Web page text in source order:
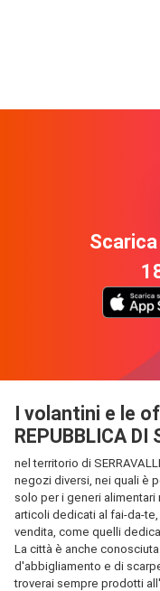
I volantini e le
REPUBBLICA DI
nel territorio di
negozi diversi, nei quali è
solo per i generi
articoli dedicati al fai-da-
vendita, come quelli
La città è anche
d'abbigliamento e di
troverai sempre prodotti